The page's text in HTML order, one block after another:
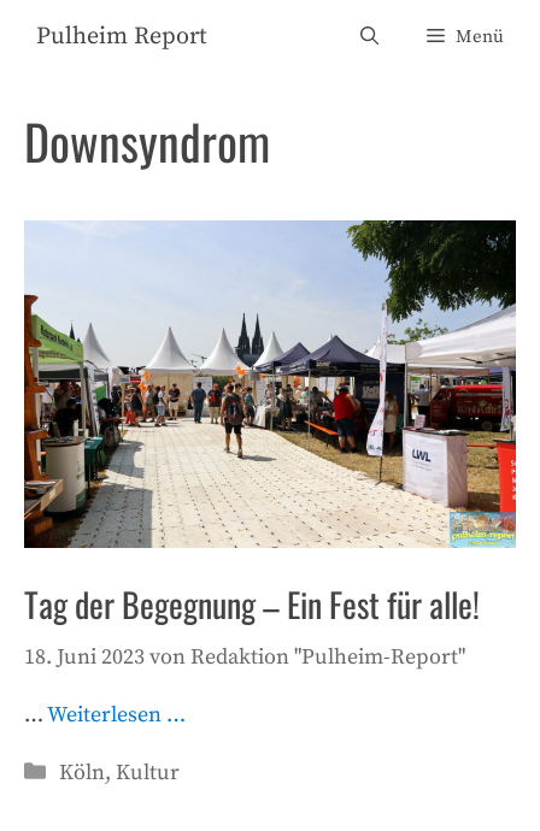
InhaltPulheim Report Menü
Downsyndrom
Tag der Begegnung – Ein Fest für alle!
18. Juni 2023von Redaktion "Pulheim-Report"
…Weiterlesen …
Kategorien
Köln, Kultur